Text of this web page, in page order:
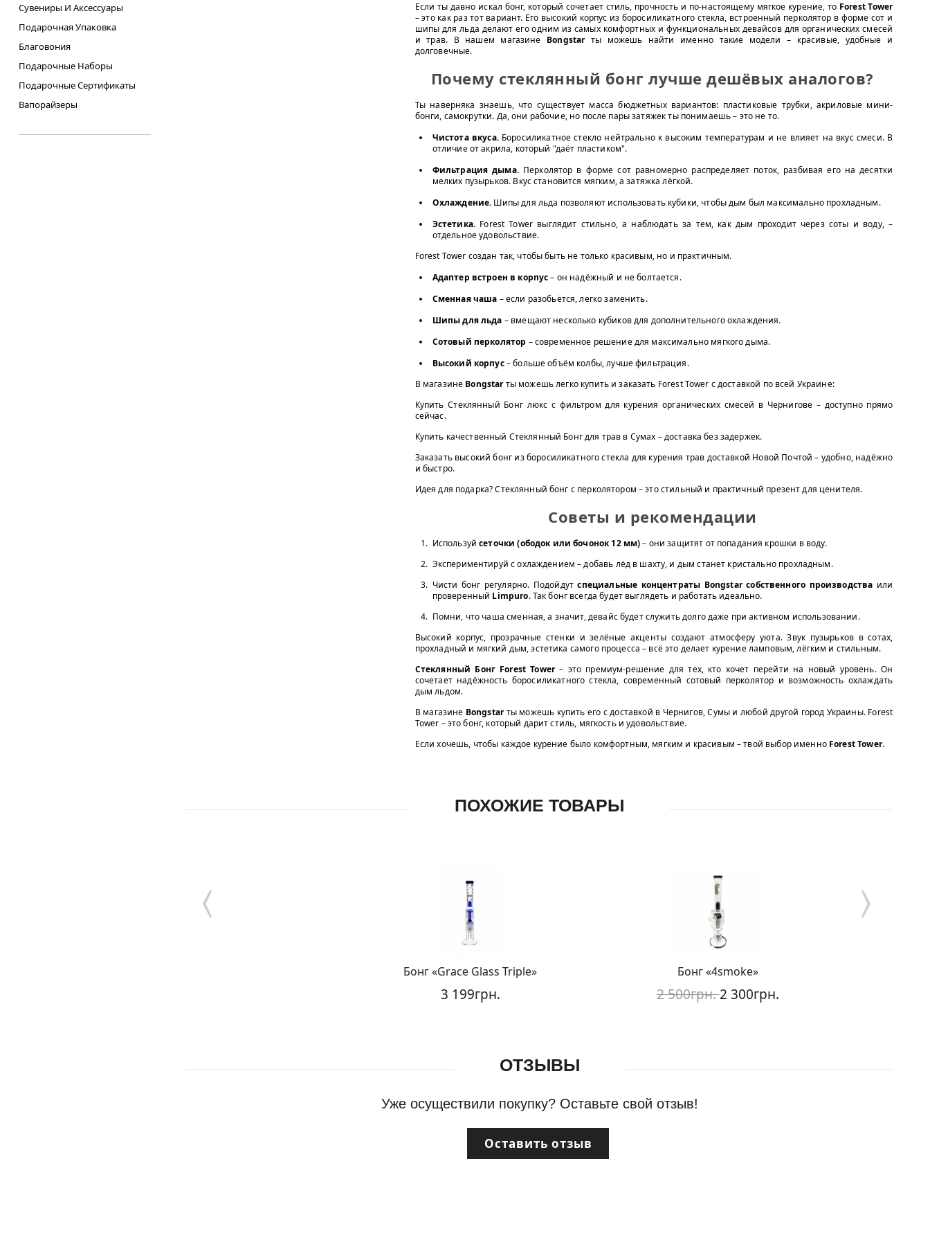
Сувениры И Аксессуары
Подарочная Упаковка
Благовония
Подарочные Наборы
Подарочные Сертификаты
Вапорайзеры
Если ты давно искал бонг, который сочетает стиль, прочность и по-настоящему мягкое курение, то Forest Tower
– это как раз тот вариант. Его высокий корпус из боросиликатного стекла, встроенный перколятор в форме сот и
шипы для льда делают его одним из самых комфортных и функциональных девайсов для органических смесей
и трав. В нашем магазине Bongstarты можешь найти именно такие модели – красивые, удобные и
долговечные.
Почему стеклянный бонг лучше дешёвых аналогов?
Ты наверняка знаешь, что существует масса бюджетных вариантов: пластиковые трубки, акриловые мини-
бонги, самокрутки. Да, они рабочие, но после пары затяжек ты понимаешь – это не то.
Чистота вкуса.Боросиликатное стекло нейтрально к высоким температурам и не влияет на вкус смеси. В
отличие от акрила, который "даёт пластиком".
Фильтрация дыма.Перколятор в форме сот равномерно распределяет поток, разбивая его на десятки
мелких пузырьков. Вкус становится мягким, а затяжка лёгкой.
Охлаждение. Шипы для льда позволяют использовать кубики, чтобы дым был максимально прохладным.
Эстетика. Forest Tower выглядит стильно, а наблюдать за тем, как дым проходит через соты и воду, –
отдельное удовольствие.
Forest Tower создан так, чтобы быть не только красивым, но и практичным.
Адаптер встроен в корпус– он надёжный и не болтается.
Сменная чаша – если разобьётся, легко заменить.
Шипы для льда – вмещают несколько кубиков для дополнительного охлаждения.
Сотовый перколятор – современное решение для максимально мягкого дыма.
Высокий корпус– больше объём колбы, лучше фильтрация.
В магазине Bongstarты можешь легко купить и заказать Forest Tower с доставкой по всей Украине:
Купить Стеклянный Бонг люкс с фильтром для курения органических смесей в Чернигове – доступно прямо
сейчас.
Купить качественный Стеклянный Бонг для трав в Сумах – доставка без задержек.
Заказать высокий бонг из боросиликатного стекла для курения трав доставкой Новой Почтой – удобно, надёжно
и быстро.
Идея для подарка? Стеклянный бонг с перколятором – это стильный и практичный презент для ценителя.
Советы и рекомендации
Используйсеточки (ободок или бочонок 12 мм)– они защитят от попадания крошки в воду.
Экспериментируй с охлаждением – добавь лёд в шахту, и дым станет кристально прохладным.
Чисти бонг регулярно. Подойдутспециальные концентраты Bongstar собственного производства или
проверенный Limpuro. Так бонг всегда будет выглядеть и работать идеально.
Помни, что чаша сменная, а значит, девайс будет служить долго даже при активном использовании.
Высокий корпус, прозрачные стенки и зелёные акценты создают атмосферу уюта. Звук пузырьков в сотах,
прохладный и мягкий дым, эстетика самого процесса – всё это делает курение ламповым, лёгким и стильным.
Стеклянный Бонг Forest Tower– это премиум-решение для тех, кто хочет перейти на новый уровень. Он
сочетает надёжность боросиликатного стекла, современный сотовый перколятор и возможность охлаждать
дым льдом.
В магазине Bongstarты можешь купить его с доставкой в Чернигов, Сумы и любой другой город Украины. Forest
Tower – это бонг, который дарит стиль, мягкость и удовольствие.
Если хочешь, чтобы каждое курение было комфортным, мягким и красивым – твой выбор именно Forest Tower.
ПОХОЖИЕ ТОВАРЫ
Бонг «Grace Glass Triple»
3 199грн.
Бонг «4smoke»
2 500грн.2 300грн.
ОТЗЫВЫ
Уже осуществили покупку? Оставьте свой отзыв!
Оставить отзыв